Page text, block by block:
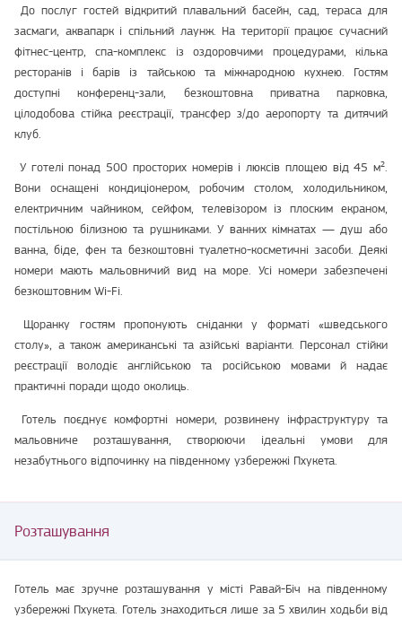
До послуг гостей відкритий плавальний басейн, сад, тераса для
засмаги, аквапарк і спільний лаунж. На території працює сучасний
фітнес-центр, спа-комплекс із оздоровчими процедурами, кілька
ресторанів і барів із тайською та міжнародною кухнею. Гостям
доступні конференц-зали, безкоштовна приватна парковка,
цілодобова стійка реєстрації, трансфер з/до аеропорту та дитячий
клуб.
У готелі понад 500 просторих номерів і люксів площею від 45 м².
Вони оснащені кондиціонером, робочим столом, холодильником,
електричним чайником, сейфом, телевізором із плоским екраном,
постільною білизною та рушниками. У ванних кімнатах — душ або
ванна, біде, фен та безкоштовні туалетно-косметичні засоби. Деякі
номери мають мальовничий вид на море. Усі номери забезпечені
безкоштовним Wi-Fi.
Щоранку гостям пропонують сніданки у форматі «шведського
столу», а також американські та азійські варіанти. Персонал стійки
реєстрації володіє англійською та російською мовами й надає
практичні поради щодо околиць.
Готель поєднує комфортні номери, розвинену інфраструктуру та
мальовниче розташування, створюючи ідеальні умови для
незабутнього відпочинку на південному узбережжі Пхукета.
Розташування
Готель має зручне розташування у місті Равай-Біч на південному
узбережжі Пхукета. Готель знаходиться лише за 5 хвилин ходьби від